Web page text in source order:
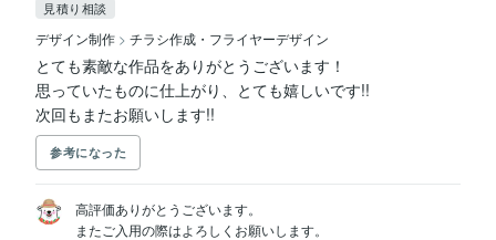
見積り相談
デザイン制作 > チラシ作成・フライヤーデザイン
とても素敵な作品をありがとうございます！
思っていたものに仕上がり、とても嬉しいです!!
次回もまたお願いします!!
参考になった
高評価ありがとうございます。
またご入用の際はよろしくお願いします。